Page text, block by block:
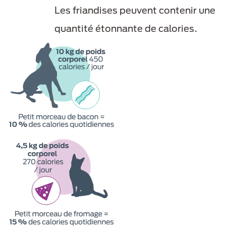
Les friandises peuvent contenir une
quantité étonnante de calories.